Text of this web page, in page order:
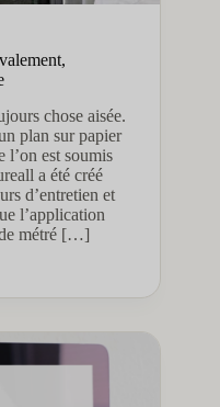
chose aisée.
plan sur papier
l’on est soumis
a été créé
d’entretien et
l’application
métré […]